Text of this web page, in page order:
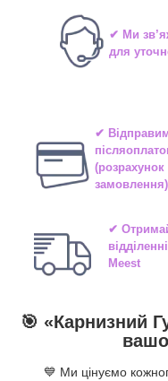
✔ Ми
для
✔
замовлення)
✔
відділенні
Meest
🎯 «Карнизний
💙 Ми цінуємо